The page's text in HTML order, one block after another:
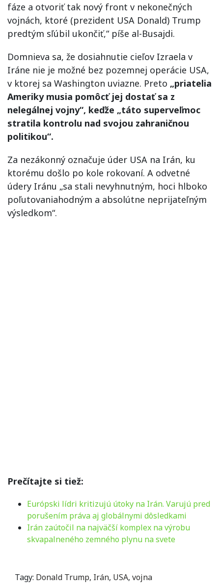
fáze a otvoriť tak nový front v nekonečných
vojnách, ktoré (prezident USA Donald) Trump
predtým sľúbil ukončiť,“ píše al-Busajdi.
Domnieva sa, že dosiahnutie cieľov Izraela v
Iráne nie je možné bez pozemnej operácie USA,
v ktorej sa Washington uviazne. Preto „priatelia
Ameriky musia pomôcť jej dostať sa z
nelegálnej vojny“, keďže „táto superveľmoc
stratila kontrolu nad svojou zahraničnou
politikou“.
Za nezákonný označuje úder USA na Irán, ku
ktorému došlo po kole rokovaní. A odvetné
údery Iránu „sa stali nevyhnutným, hoci hlboko
poľutovaniahodným a absolútne neprijateľným
výsledkom“.
Prečítajte si tiež:
Európski lídri kritizujú útoky na Irán. Varujú pred
porušením práva aj globálnymi dôsledkami
Irán zaútočil na najväčší komplex na výrobu
skvapalneného zemného plynu na svete
Tagy: Donald Trump, Irán, USA, vojna